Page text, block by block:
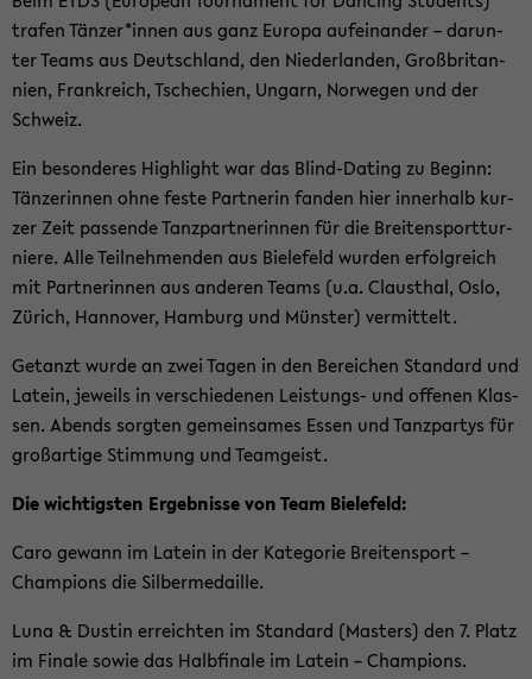
tra­fen Tän­zer*innen aus ganz Eu­ro­pa auf­ein­an­der – dar­un­
ter Teams aus Deutsch­land, den Nie­der­lan­den, Groß­bri­tan­
ni­en, Frank­reich, Tsche­chi­en, Un­garn, Nor­we­gen und der
Schweiz.
Ein be­son­de­res High­light war das Blind-​Dating zu Be­ginn:
Tän­ze­rin­nen ohne feste Part­ne­rin fan­den hier in­ner­halb kur­
zer Zeit pas­sen­de Tanz­part­ne­rin­nen für die Brei­ten­sport­tur­
nie­re. Alle Teil­neh­men­den aus Bie­le­feld wur­den er­folg­reich
mit Part­ne­rin­nen aus an­de­ren Teams (u.a. Claus­thal, Oslo,
Zü­rich, Han­no­ver, Ham­burg und Müns­ter) ver­mit­telt.
Ge­tanzt wurde an zwei Tagen in den Be­rei­chen Stan­dard und
La­tein, je­weils in ver­schie­de­nen Leistungs-​ und of­fe­nen Klas­
sen. Abends sorg­ten ge­mein­sa­mes Essen und Tanz­par­tys für
groß­ar­ti­ge Stim­mung und Team­geist.
Die wich­tigs­ten Er­geb­nis­se von Team Bie­le­feld:
Caro ge­wann im La­tein in der Ka­te­go­rie Brei­ten­sport –
Cham­pions die Sil­ber­me­dail­le.
Luna & Dus­tin er­reich­ten im Stan­dard (Mas­ters) den 7. Platz
im Fi­na­le sowie das Halb­fi­na­le im La­tein – Cham­pions.